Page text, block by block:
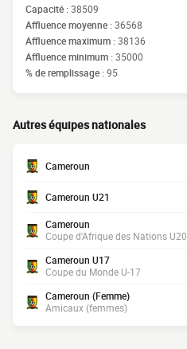
Capacité :38509
Affluence moyenne :36568
Affluence maximum :38136
Affluence minimum :35000
% de remplissage :95
Autres équipes nationales
Cameroun
Cameroun U21
Cameroun
Coupe d'Afrique des Nations U20
Cameroun U17
Coupe du Monde U-17
Cameroun (Femme)
Amicaux (femmes)